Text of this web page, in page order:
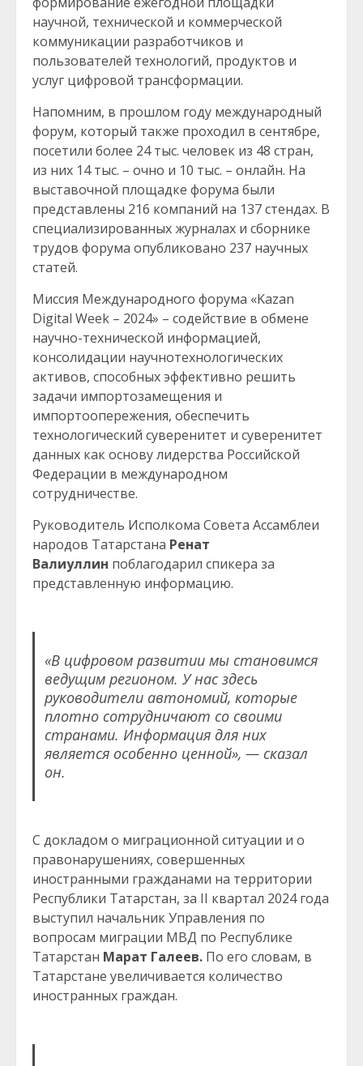
научной, технической и коммерческой
коммуникации разработчиков и
пользователей технологий, продуктов и
услуг цифровой трансформации.
Напомним, в прошлом году международный
форум, который также проходил в сентябре,
посетили более 24 тыс. человек из 48 стран,
из них 14 тыс. – очно и 10 тыс. – онлайн. На
выставочной площадке форума были
представлены 216 компаний на 137 стендах. В
специализированных журналах и сборнике
трудов форума опубликовано 237 научных
статей.
Миссия Международного форума «Kazan
Digital Week – 2024» – содействие в обмене
научно-технической информацией,
консолидации научнотехнологических
активов, способных эффективно решить
задачи импортозамещения и
импортоопережения, обеспечить
технологический суверенитет и суверенитет
данных как основу лидерства Российской
Федерации в международном
сотрудничестве.
Руководитель Исполкома Совета Ассамблеи
народов Татарстана Ренат
Валиуллин поблагодарил спикера за
представленную информацию.
«В цифровом развитии мы становимся
ведущим регионом. У нас здесь
руководители автономий, которые
плотно сотрудничают со своими
странами. Информация для них
является особенно ценной», — сказал
он.
С докладом о миграционной ситуации и о
правонарушениях, совершенных
иностранными гражданами на территории
Республики Татарстан, за II квартал 2024 года
выступил начальник Управления по
вопросам миграции МВД по Республике
Татарстан Марат Галеев. По его словам, в
Татарстане увеличивается количество
иностранных граждан.